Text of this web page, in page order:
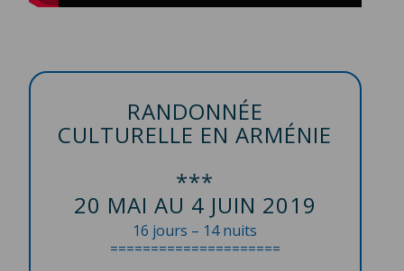
RANDONNÉE
CULTURELLE EN ARMÉNIE
***
20 MAI AU 4 JUIN 2019
16 jours – 14 nuits
=====================